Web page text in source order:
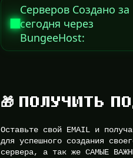
Серверов Создано за
сегодня через
BungeeHost:
🎁 ПОЛУЧИТЬ
Оставьте свой EMAIL и
для успешного создания
сервера, а так же САМЫЕ